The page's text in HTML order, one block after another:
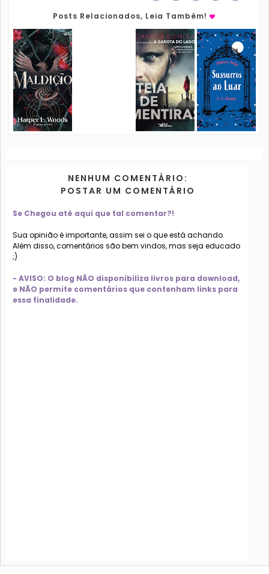
Posts Relacionados, Leia Também!
NENHUM COMENTÁRIO:
POSTAR UM COMENTÁRIO
Se Chegou até aqui que tal comentar?!
Sua opinião é importante, assim sei o que está achando.
Além disso, comentários são bem vindos, mas seja educado
;)
- AVISO: O blog NÃO disponibiliza livros para download,
e NÃO permite comentários que contenham links para
essa finalidade.